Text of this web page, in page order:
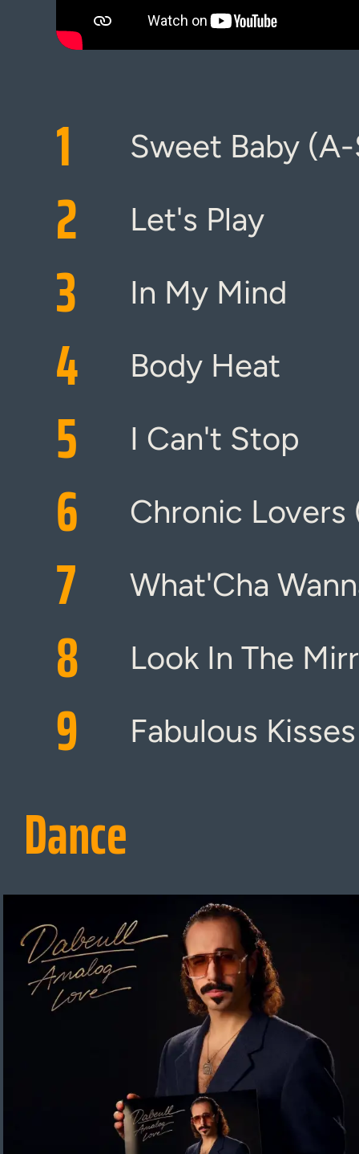
1 Sweet Baby
2 Let's Play
3 In My Mind
4 Body Heat
5 I Can't Stop
6 Chronic Lovers
7 What'Cha
8 Look In The
9 Fabulous Kisses
Dance